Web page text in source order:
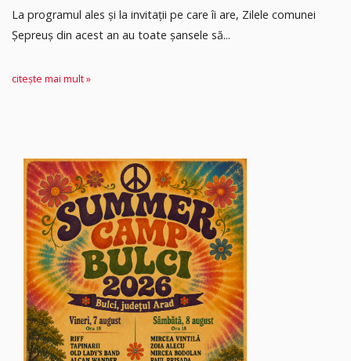
La programul ales și la invitații pe care îi are, Zilele comunei
Șepreuș din acest an au toate șansele să...
citește mai mult »